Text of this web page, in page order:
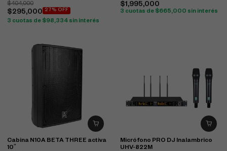
$404,000
$295,000 27% OFF
3 cuotas de $98,334 sin interés
$1,995,000
3 cuotas de $665,000 sin interés
Cabina N10A BETA THREE activa
10″
Micrófono PRO DJ Inalambrico
UHV-822M